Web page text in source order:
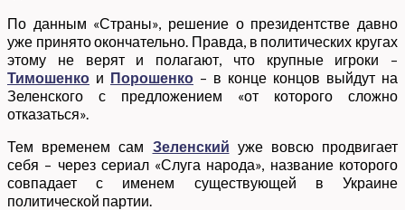
По данным «Страны», решение о президентстве давно
уже принято окончательно. Правда, в политических кругах
этому не верят и полагают, что крупные игроки –
Тимошенко и Порошенко – в конце концов выйдут на
Зеленского с предложением «от которого сложно
отказаться».
Тем временем сам Зеленский уже вовсю продвигает
себя – через сериал «Слуга народа», название которого
совпадает с именем существующей в Украине
политической партии.